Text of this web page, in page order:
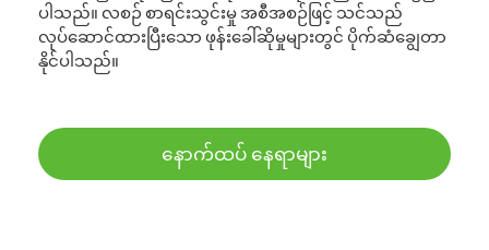
ပါသည်။ လစဉ် စာရင်းသွင်းမှု အစီအစဉ်ဖြင့် သင်သည်
လုပ်ဆောင်ထားပြီးသော ဖုန်းခေါ်ဆိုမှုများတွင် ပိုက်ဆံချွေတာ
နိုင်ပါသည်။
နောက်ထပ် နေရာများ